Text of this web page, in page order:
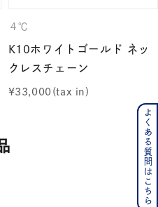
４℃
K10ホワイトゴールド ネッ
クレスチェーン
¥33,000
よくある質問はこちら